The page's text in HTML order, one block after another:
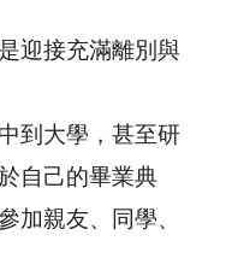
迎接充滿離別與
到大學，甚至研
自己的畢業典
加親友、同學、